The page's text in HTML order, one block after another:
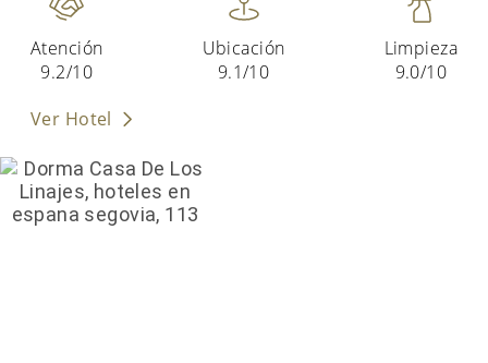
Atención
9.2/10
Ubicación
9.1/10
Limpieza
9.0/10
Ver Hotel